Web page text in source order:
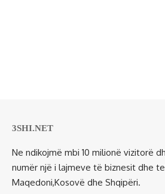
3SHI.NET
Ne ndikojmë mbi 10 milionë vizitorë
numër një i lajmeve të biznesit dhe
Maqedoni,Kosovë dhe Shqipëri.